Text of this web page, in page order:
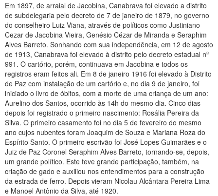
Em 1897, de arraial de Jacobina, Canabrava foi elevado a distrito
de subdelegaria pelo decreto de 7 de janeiro de 1879, no governo
do conselheiro Luiz Viana, através de políticos como Justiniano
Cezar de Jacobina Vieira, Genésio Cézar de Miranda e Seraphim
Alves Barreto. Sonhando com sua independência, em 12 de agosto
de 1913, Canabrava foi elevado à distrito pelo decreto estadual nº
991. O cartório, porém, continuava em Jacobina e todos os
registros eram feitos ali. Em 8 de janeiro 1916 foi elevado à Distrito
de Paz com instalação de um cartório e, no dia 9 de janeiro, foi
iniciado o livro de óbitos, com a morte de uma criança de um ano:
Aurelino dos Santos, ocorrido às 14h do mesmo dia. Cinco dias
depois foi registrado o primeiro nascimento: Rosália Pereira da
Silva. O primeiro casamento foi no dia 5 de fevereiro do mesmo
ano cujos nubentes foram Joaquim de Souza e Mariana Roza do
Espírito Santo. O primeiro escrivão foi José Lopes Guimarães e o
Juiz de Paz Coronel Seraphim Alves Barreto, tornando-se, depois,
um grande político. Este teve grande participação, também, na
criação de gado e auxiliou nos entendimentos para a construção
da estrada de ferro. Depois vieram Nicolau Alcântara Pereira Lima
e Manoel Antônio da Silva, até 1920.